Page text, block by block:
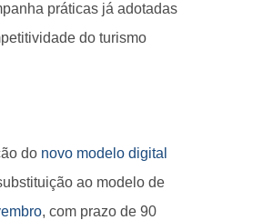
práticas já adotadas
do turismo
do novo modelo digital
ao modelo de
, com prazo de 90